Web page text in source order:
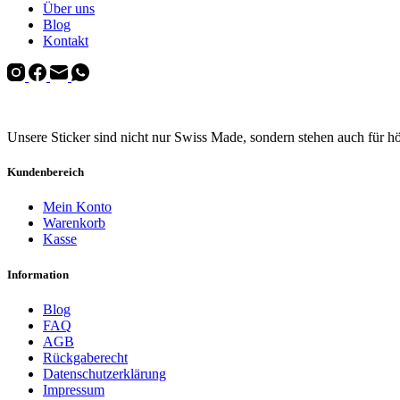
Über uns
Blog
Kontakt
Unsere Sticker sind nicht nur Swiss Made, sondern stehen auch für
Kundenbereich
Mein Konto
Warenkorb
Kasse
Information
Blog
FAQ
AGB
Rückgaberecht
Datenschutzerklärung
Impressum